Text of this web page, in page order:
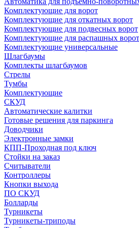
Комплектующие для ворот
Комплектующие для откатных ворот
Комплектующие для подвесных ворот
Комплектующие для распашных ворот
Комплектующие универсальные
Шлагбаумы
Комплекты шлагбаумов
Стрелы
Тумбы
Комплектующие
СКУД
Автоматические калитки
Готовые решения для паркинга
Доводчики
Электронные замки
КПП-Проходная под ключ
Стойки на заказ
Считыватели
Контроллеры
Кнопки выхода
ПО СКУД
Болларды
Турникеты
Турникеты-триподы